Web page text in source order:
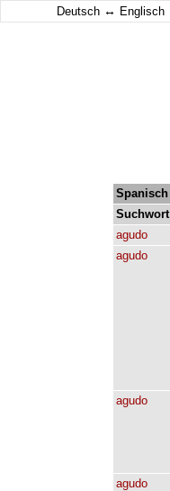
Deutsch ↔ Englisch
Spanisch
Suchwort
agudo
agudo
agudo
agudo